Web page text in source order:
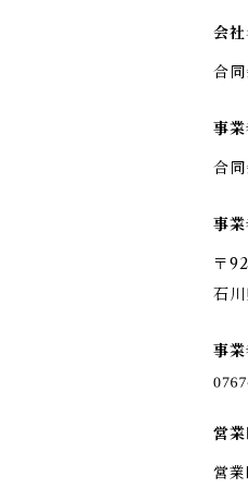
会社
合
事
合
事
〒
石
事
営
営